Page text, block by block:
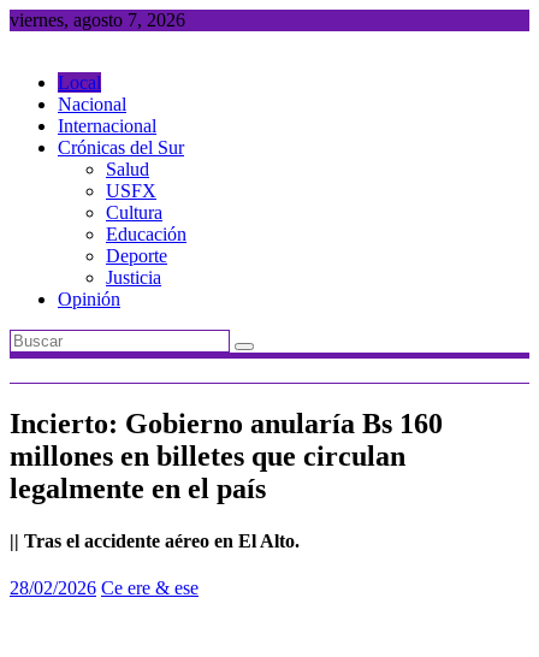
Saltar
viernes, agosto 7, 2026
Local
Nacional
Internacional
Crónicas del Sur
Salud
USFX
Cultura
Educación
Deporte
Justicia
Opinión
Incierto: Gobierno anularía Bs 160
millones en billetes que circulan
legalmente en el país
|| Tras el accidente aéreo en El Alto.
28/02/2026 Ce ere & ese